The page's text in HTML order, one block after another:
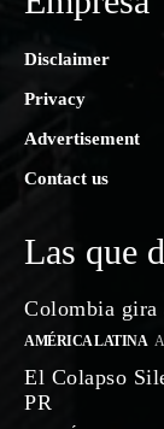
Disclaimer
Privacy
Advertisement
Contact us
Las que
Colombia gira
AMÉRICA LATINA
El Colapso
PR